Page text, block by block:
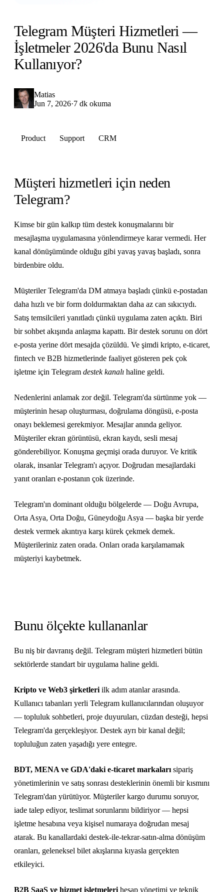
Telegram Müşteri Hizmetleri —
İşletmeler 2026'da Bunu Nasıl
Kullanıyor?
Matias
Jun 7, 2026·7 dk okuma
Product Support CRM
Müşteri hizmetleri için neden
Telegram?
Kimse bir gün kalkıp tüm destek konuşmalarını bir
mesajlaşma uygulamasına yönlendirmeye karar vermedi. Her
kanal dönüşümünde olduğu gibi yavaş yavaş başladı, sonra
birdenbire oldu.
Müşteriler Telegram'da DM atmaya başladı çünkü e-postadan
daha hızlı ve bir form doldurmaktan daha az can sıkıcıydı.
Satış temsilcileri yanıtladı çünkü uygulama zaten açıktı. Biri
bir sohbet akışında anlaşma kapattı. Bir destek sorunu on dört
e-posta yerine dört mesajda çözüldü. Ve şimdi kripto, e-ticaret,
fintech ve B2B hizmetlerinde faaliyet gösteren pek çok
işletme için Telegram destek kanalı haline geldi.
Nedenlerini anlamak zor değil. Telegram'da sürtünme yok —
müşterinin hesap oluşturması, doğrulama döngüsü, e-posta
onayı beklemesi gerekmiyor. Mesajlar anında geliyor.
Müşteriler ekran görüntüsü, ekran kaydı, sesli mesaj
gönderebiliyor. Konuşma geçmişi orada duruyor. Ve kritik
olarak, insanlar Telegram'ı açıyor. Doğrudan mesajlardaki
yanıt oranları e-postanın çok üzerinde.
Telegram'ın dominant olduğu bölgelerde — Doğu Avrupa,
Orta Asya, Orta Doğu, Güneydoğu Asya — başka bir yerde
destek vermek akıntıya karşı kürek çekmek demek.
Müşterileriniz zaten orada. Onları orada karşılamamak
müşteriyi kaybetmek.
Bunu ölçekte kullananlar
Bu niş bir davranış değil. Telegram müşteri hizmetleri bütün
sektörlerde standart bir uygulama haline geldi.
Kripto ve Web3 şirketleri ilk adım atanlar arasında.
Kullanıcı tabanları yerli Telegram kullanıcılarından oluşuyor
— topluluk sohbetleri, proje duyuruları, cüzdan desteği, hepsi
Telegram'da gerçekleşiyor. Destek ayrı bir kanal değil;
topluluğun zaten yaşadığı yere entegre.
BDT, MENA ve GDA'daki e-ticaret markaları sipariş
yönetimlerinin ve satış sonrası desteklerinin önemli bir kısmını
Telegram'dan yürütüyor. Müşteriler kargo durumu soruyor,
iade talep ediyor, teslimat sorunlarını bildiriyor — hepsi
işletme hesabına veya kişisel numaraya doğrudan mesaj
atarak. Bu kanallardaki destek-ile-tekrar-satın-alma dönüşüm
oranları, geleneksel bilet akışlarına kıyasla gerçekten
etkileyici.
B2B SaaS ve hizmet işletmeleri hesap yönetimi ve teknik